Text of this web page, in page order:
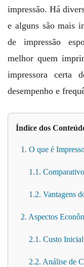
impressão. Há
e alguns são mais
de impressão
melhor quem
impressora certa
desempenho e
Índice dos
1. O que é
1.1.
1.2. Vantagens
2. Aspectos
2.1. Custo
2.2. Análise de